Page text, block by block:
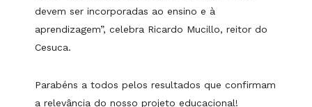
devem ser incorporadas ao ensino e à
aprendizagem”, celebra Ricardo Mucillo, reitor do
Cesuca.
Parabéns a todos pelos resultados que confirmam
a relevância do nosso projeto educacional!